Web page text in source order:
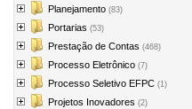
Planejamento (83)
Portarias (53)
Prestação de Contas (468)
Processo Eletrônico (7)
Processo Seletivo EFPC (1)
Projetos Inovadores (2)